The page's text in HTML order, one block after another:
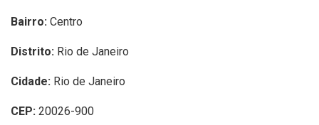
Bairro: Centro
Distrito: Rio de Janeiro
Cidade: Rio de Janeiro
CEP: 20026-900